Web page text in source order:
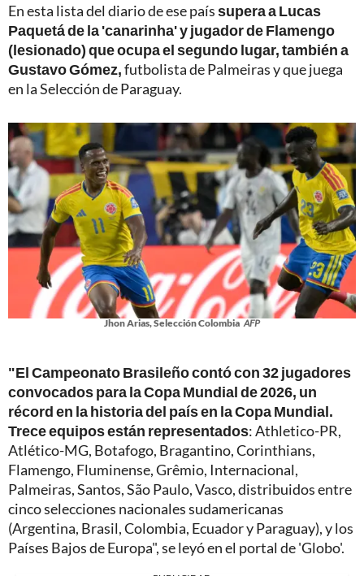
En esta lista del diario de ese paíssupera a Lucas
Paquetá de la 'canarinha' y jugador de Flamengo
(lesionado) que ocupa el segundo lugar, también a
Gustavo Gómez,futbolista de Palmeiras y que juega
en la Selección de Paraguay.
Jhon Arias, Selección Colombia AFP
"El Campeonato Brasileño contó con 32 jugadores
convocados para la Copa Mundial de 2026, un
récord en la historia del país en la Copa Mundial.
Trece equipos están representados: Athletico-PR,
Atlético-MG, Botafogo, Bragantino, Corinthians,
Flamengo, Fluminense, Grêmio, Internacional,
Palmeiras, Santos, São Paulo, Vasco, distribuidos entre
cinco selecciones nacionales sudamericanas
(Argentina, Brasil, Colombia, Ecuador y Paraguay), y los
Países Bajos de Europa", se leyó en el portal de 'Globo'.